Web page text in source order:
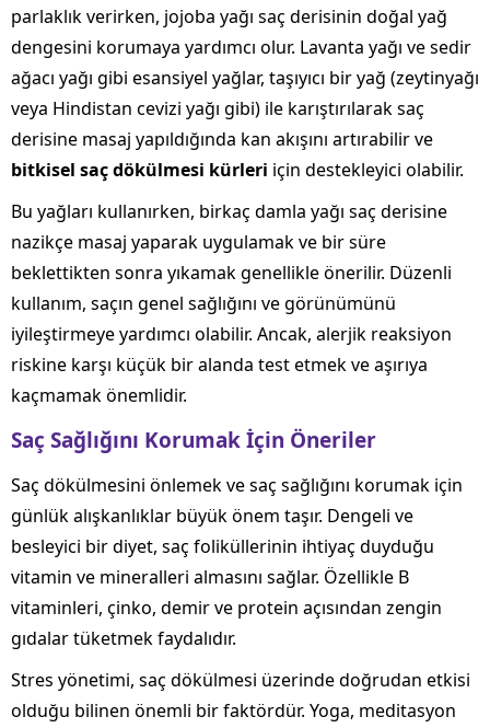
parlaklık verirken, jojoba yağı saç derisinin doğal yağ
dengesini korumaya yardımcı olur. Lavanta yağı ve sedir
ağacı yağı gibi esansiyel yağlar, taşıyıcı bir yağ (zeytinyağı
veya Hindistan cevizi yağı gibi) ile karıştırılarak saç
derisine masaj yapıldığında kan akışını artırabilir ve
bitkisel saç dökülmesi kürleri için destekleyici olabilir.
Bu yağları kullanırken, birkaç damla yağı saç derisine
nazikçe masaj yaparak uygulamak ve bir süre
beklettikten sonra yıkamak genellikle önerilir. Düzenli
kullanım, saçın genel sağlığını ve görünümünü
iyileştirmeye yardımcı olabilir. Ancak, alerjik reaksiyon
riskine karşı küçük bir alanda test etmek ve aşırıya
kaçmamak önemlidir.
Saç Sağlığını Korumak İçin Öneriler
Saç dökülmesini önlemek ve saç sağlığını korumak için
günlük alışkanlıklar büyük önem taşır. Dengeli ve
besleyici bir diyet, saç foliküllerinin ihtiyaç duyduğu
vitamin ve mineralleri almasını sağlar. Özellikle B
vitaminleri, çinko, demir ve protein açısından zengin
gıdalar tüketmek faydalıdır.
Stres yönetimi, saç dökülmesi üzerinde doğrudan etkisi
olduğu bilinen önemli bir faktördür. Yoga, meditasyon